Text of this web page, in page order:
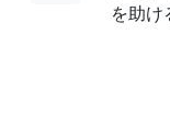
を助け